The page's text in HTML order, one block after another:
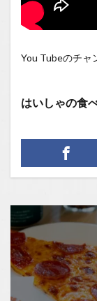
You Tubeのチャ
はいしゃの食